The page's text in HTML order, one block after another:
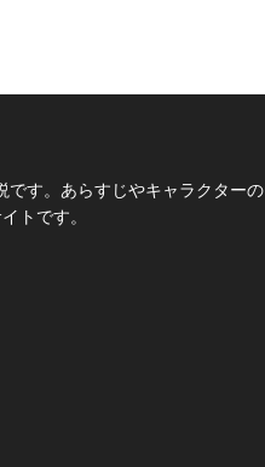
す。あらすじやキャラクターの
トです。